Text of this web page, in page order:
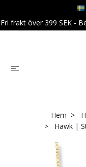
Fri frakt över 399 SEK -
Hem
Hawk |